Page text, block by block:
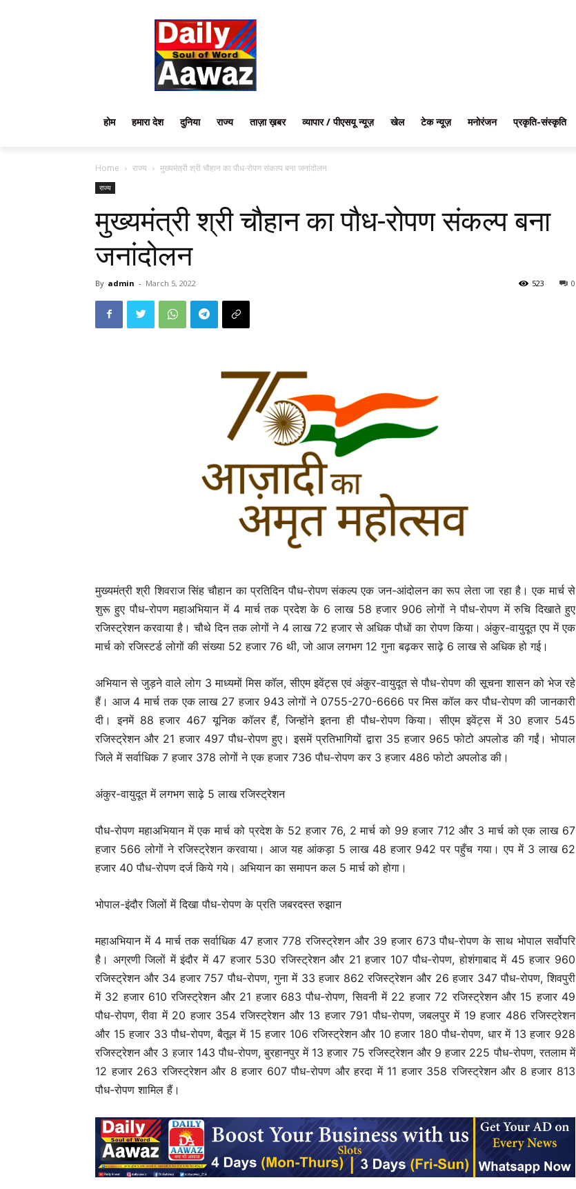
होम हमारा देश दुनिया राज्य ताज़ा ख़बर व्यापार / पीएसयू न्यूज़ खेल टेक न्यूज़ मनोरंजन प्रकृति-संस्कृति
Home राज्य मुख्यमंत्री श्री चौहान का पौध-रोपण संकल्प बना जनांदोलन
राज्य
मुख्यमंत्री श्री चौहान का पौध-रोपण संकल्प बना
जनांदोलन
By admin - March 5, 2022 0
523
मुख्यमंत्री श्री शिवराज सिंह चौहान का प्रतिदिन पौध-रोपण संकल्प एक जन-आंदोलन का रूप लेता जा रहा है। एक मार्च से
शुरू हुए पौध-रोपण महाअभियान में 4 मार्च तक प्रदेश के 6 लाख 58 हजार 906 लोगों ने पौध-रोपण में रुचि दिखाते हुए
रजिस्ट्रेशन करवाया है। चौथे दिन तक लोगों ने 4 लाख 72 हजार से अधिक पौधों का रोपण किया। अंकुर-वायुदूत एप में एक
मार्च को रजिस्टर्ड लोगों की संख्या 52 हजार 76 थी, जो आज लगभग 12 गुना बढ़कर साढ़े 6 लाख से अधिक हो गई।
अभियान से जुड़ने वाले लोग 3 माध्यमों मिस कॉल, सीएम इवेंट्स एवं अंकुर-वायुदूत से पौध-रोपण की सूचना शासन को भेज रहे
हैं। आज 4 मार्च तक एक लाख 27 हजार 943 लोगों ने 0755-270-6666 पर मिस कॉल कर पौध-रोपण की जानकारी
दी। इनमें 88 हजार 467 यूनिक कॉलर हैं, जिन्होंने इतना ही पौध-रोपण किया। सीएम इवेंट्स में 30 हजार 545
रजिस्ट्रेशन और 21 हजार 497 पौध-रोपण हुए। इसमें प्रतिभागियों द्वारा 35 हजार 965 फोटो अपलोड की गईं। भोपाल
जिले में सर्वाधिक 7 हजार 378 लोगों ने एक हजार 736 पौध-रोपण कर 3 हजार 486 फोटो अपलोड की।
अंकुर-वायुदूत में लगभग साढ़े 5 लाख रजिस्ट्रेशन
पौध-रोपण महाअभियान में एक मार्च को प्रदेश के 52 हजार 76, 2 मार्च को 99 हजार 712 और 3 मार्च को एक लाख 67
हजार 566 लोगों ने रजिस्ट्रेशन करवाया। आज यह आंकड़ा 5 लाख 48 हजार 942 पर पहुँच गया। एप में 3 लाख 62
हजार 40 पौध-रोपण दर्ज किये गये। अभियान का समापन कल 5 मार्च को होगा।
भोपाल-इंदौर जिलों में दिखा पौध-रोपण के प्रति जबरदस्त रुझान
महाअभियान में 4 मार्च तक सर्वाधिक 47 हजार 778 रजिस्ट्रेशन और 39 हजार 673 पौध-रोपण के साथ भोपाल सर्वोपरि
है। अग्रणी जिलों में इंदौर में 47 हजार 530 रजिस्ट्रेशन और 21 हजार 107 पौध-रोपण, होशंगाबाद में 45 हजार 960
रजिस्ट्रेशन और 34 हजार 757 पौध-रोपण, गुना में 33 हजार 862 रजिस्ट्रेशन और 26 हजार 347 पौध-रोपण, शिवपुरी
में 32 हजार 610 रजिस्ट्रेशन और 21 हजार 683 पौध-रोपण, सिवनी में 22 हजार 72 रजिस्ट्रेशन और 15 हजार 49
पौध-रोपण, रीवा में 20 हजार 354 रजिस्ट्रेशन और 13 हजार 791 पौध-रोपण, जबलपुर में 19 हजार 486 रजिस्ट्रेशन
और 15 हजार 33 पौध-रोपण, बैतूल में 15 हजार 106 रजिस्ट्रेशन और 10 हजार 180 पौध-रोपण, धार में 13 हजार 928
रजिस्ट्रेशन और 3 हजार 143 पौध-रोपण, बुरहानपुर में 13 हजार 75 रजिस्ट्रेशन और 9 हजार 225 पौध-रोपण, रतलाम में
12 हजार 263 रजिस्ट्रेशन और 8 हजार 607 पौध-रोपण और हरदा में 11 हजार 358 रजिस्ट्रेशन और 8 हजार 813
पौध-रोपण शामिल हैं।